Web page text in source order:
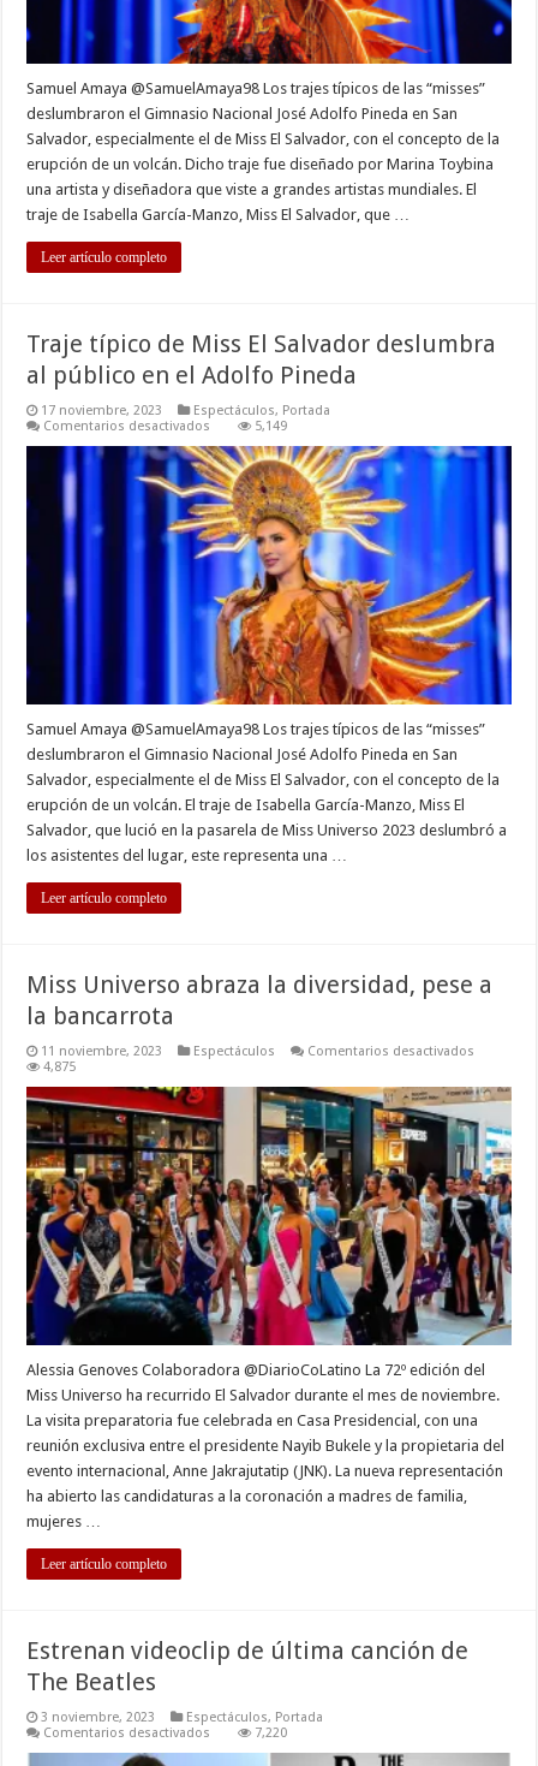
Samuel Amaya @SamuelAmaya98 Los trajes típicos de las “misses”
deslumbraron el Gimnasio Nacional José Adolfo Pineda en San
Salvador, especialmente el de Miss El Salvador, con el concepto de la
erupción de un volcán. Dicho traje fue diseñado por Marina Toybina
una artista y diseñadora que viste a grandes artistas mundiales. El
traje de Isabella García-Manzo, Miss El Salvador, que …
Leer artículo completo
Traje típico de Miss El Salvador deslumbra
al público en el Adolfo Pineda
17 noviembre, 2023 Espectáculos, Portada
Comentarios desactivados
típico
de
Miss
El
Salvador
deslumbra
al
público
el
Adolfo
Pineda
5,149
Samuel Amaya @SamuelAmaya98 Los trajes típicos de las “misses”
deslumbraron el Gimnasio Nacional José Adolfo Pineda en San
Salvador, especialmente el de Miss El Salvador, con el concepto de la
erupción de un volcán. El traje de Isabella García-Manzo, Miss El
Salvador, que lució en la pasarela de Miss Universo 2023 deslumbró a
los asistentes del lugar, este representa una …
Leer artículo completo
Miss Universo abraza la diversidad, pese a
la bancarrota
11 noviembre, 2023 Espectáculos Comentarios desactivados
abraza
pese
a
la
4,875
Alessia Genoves Colaboradora @DiarioCoLatino La 72º edición del
Miss Universo ha recurrido El Salvador durante el mes de noviembre.
La visita preparatoria fue celebrada en Casa Presidencial, con una
reunión exclusiva entre el presidente Nayib Bukele y la propietaria del
evento internacional, Anne Jakrajutatip (JNK). La nueva representación
ha abierto las candidaturas a la coronación a madres de familia,
mujeres …
Leer artículo completo
Estrenan videoclip de última canción de
The Beatles
3 noviembre, 2023 Espectáculos, Portada
Comentarios desactivados
7,220